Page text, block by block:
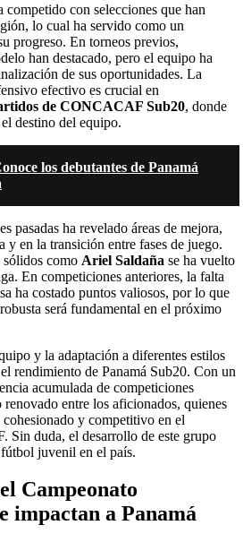
competido con selecciones que han
lo cual ha servido como un
progreso. En torneos previos,
han destacado, pero el equipo ha
de sus oportunidades. La
efectivo es crucial en
de CONCACAF Sub20, donde
destino del equipo.
los debutantes de Panamá
pasadas ha revelado áreas de mejora,
y en la transición entre fases de juego.
como Ariel Saldaña se ha vuelto
En competiciones anteriores, la falta
ha costado puntos valiosos, por lo que
será fundamental en el próximo
y la adaptación a diferentes estilos
rendimiento de Panamá Sub20. Con un
acumulada de competiciones
entre los aficionados, quienes
y competitivo en el
Sin duda, el desarrollo de este grupo
juvenil en el país.
Campeonato
impactan a Panamá